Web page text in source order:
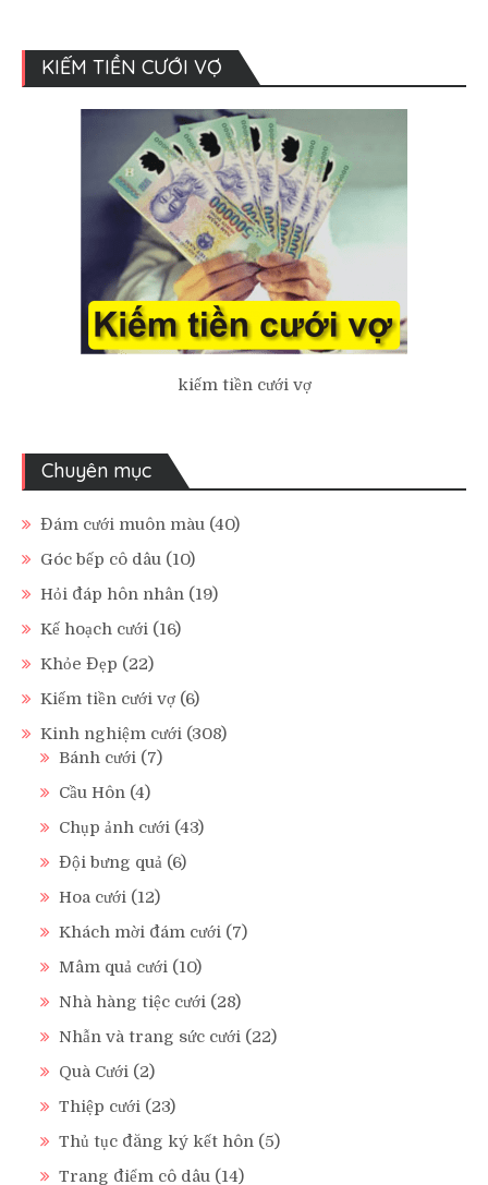
KIẾM TIỀN CƯỚI VỢ
kiếm tiền cưới vợ
Chuyên mục
Đám cưới muôn màu (40)
Góc bếp cô dâu (10)
Hỏi đáp hôn nhân (19)
Kế hoạch cưới (16)
Khỏe Đẹp (22)
Kiếm tiền cưới vợ (6)
Kinh nghiệm cưới (308)
Bánh cưới (7)
Cầu Hôn (4)
Chụp ảnh cưới (43)
Đội bưng quả (6)
Hoa cưới (12)
Khách mời đám cưới (7)
Mâm quả cưới (10)
Nhà hàng tiệc cưới (28)
Nhẫn và trang sức cưới (22)
Quà Cưới (2)
Thiệp cưới (23)
Thủ tục đăng ký kết hôn (5)
Trang điểm cô dâu (14)